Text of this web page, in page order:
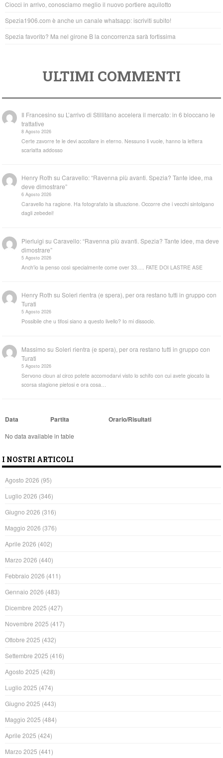
k
Ciocci in arrivo, conosciamo meglio il nuovo portiere aquilotto
Spezia1906.com è anche un canale whatsapp: iscriviti subito!
Spezia favorito? Ma nel girone B la concorrenza sarà fortissima
ULTIMI COMMENTI
Il Francesino su L’arrivo di Stillitano accelera il mercato: in 6 bloccano le
trattative
8 Agosto 2026
Certe zavorre te le devi accollare in eterno. Nessuno li vuole, hanno la lettera
scarlatta addosso
Henry Roth suCaravello: “Ravenna più avanti. Spezia? Tante idee, ma
deve dimostrare”
6 Agosto 2026
Caravello ha ragione. Ha fotografato la situazione. Occorre che i vecchi sintolgano
dagli zebedei!
Pierluigi suCaravello: “Ravenna più avanti. Spezia? Tante idee, ma deve
dimostrare”
5 Agosto 2026
Anch'io la penso così specialmente come over 33..... FATE DOI LASTRE ASE
Henry Roth suSoleri rientra (e spera), per ora restano tutti in gruppo con
Turati
5 Agosto 2026
Possibile che u tifosi siano a questo livello? Io mi dissocio.
Massimo suSoleri rientra (e spera), per ora restano tutti in gruppo con
Turati
5 Agosto 2026
Servono cloun al circo potete accomodarvi visto lo schifo con cui avete giocato la
scorsa stagione pietosi e ora cosa…
Data Partita Orario/Risultati
No data available in table
I NOSTRI ARTICOLI
Agosto 2026 (95)
Luglio 2026 (346)
Giugno 2026 (316)
Maggio 2026 (376)
Aprile 2026 (402)
Marzo 2026 (440)
Febbraio 2026 (411)
Gennaio 2026 (483)
Dicembre 2025 (427)
Novembre 2025 (417)
Ottobre 2025 (432)
Settembre 2025 (416)
Agosto 2025 (428)
Luglio 2025 (474)
Giugno 2025 (443)
Maggio 2025 (484)
Aprile 2025 (424)
Marzo 2025 (441)